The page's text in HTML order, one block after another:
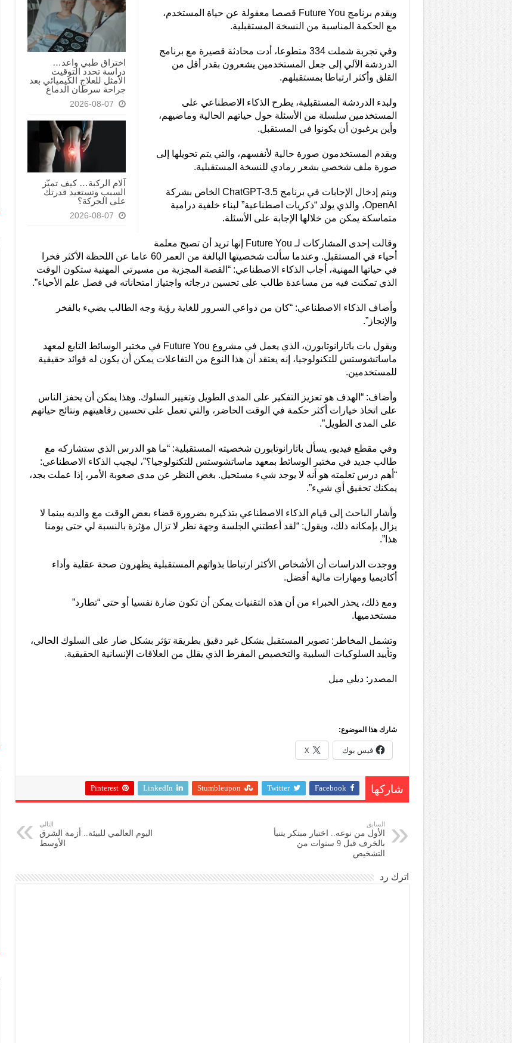
اختراق طبي واعد…
دراسة تحدد التوقيت
الأمثل للعلاج الكيميائي بعد
جراحة سرطان الدماغ
2026-08-07
آلام الركبة… كيف تميّز
السبب وتستعيد قدرتك
على الحركة؟
2026-08-07
ويقدم برنامج Future You قصصا معقولة عن حياة المستخدم،
مع الحكمة المناسبة من النسخة المستقبلية.
وفي تجربة شملت 334 متطوعا، أدت محادثة قصيرة مع برنامج
الدردشة الآلي إلى جعل المستخدمين يشعرون بقدر أقل من
القلق وأكثر ارتباطا بمستقبلهم.
ولبدء الدردشة المستقبلية، يطرح الذكاء الاصطناعي على
المستخدمين سلسلة من الأسئلة حول حياتهم الحالية وماضيهم،
وأين يرغبون أن يكونوا في المستقبل.
ويقدم المستخدمون صورة حالية لأنفسهم، والتي يتم تحويلها إلى
صورة ملف شخصي بشعر رمادي للنسخة المستقبلية.
ويتم إدخال الإجابات في برنامج ChatGPT-3.5 الخاص بشركة
OpenAI، والذي يولد “ذكريات اصطناعية” لبناء خلفية درامية
متماسكة يمكن من خلالها الإجابة على الأسئلة.
وقالت إحدى المشاركات لـ Future You إنها تريد أن تصبح معلمة
أحياء في المستقبل. وعندما سألت شخصيتها البالغة من العمر 60 عاما عن اللحظة الأكثر فخرا
في حياتها المهنية، أجاب الذكاء الاصطناعي: “القصة المجزية من مسيرتي المهنية ستكون الوقت
الذي تمكنت فيه من مساعدة طالب على تحسين درجاته واجتياز امتحاناته في فصل علم الأحياء”.
وأضاف الذكاء الاصطناعي: “كان من دواعي السرور للغاية رؤية وجه الطالب يضيء بالفخر
والإنجاز”.
ويقول بات باتارانوتابورن، الذي يعمل في مشروع Future You في مختبر الوسائط التابع لمعهد
ماساتشوستس للتكنولوجيا، إنه يعتقد أن هذا النوع من التفاعلات يمكن أن يكون له فوائد حقيقية
للمستخدمين.
وأضاف: “الهدف هو تعزيز التفكير على المدى الطويل وتغيير السلوك. وهذا يمكن أن يحفز الناس
على اتخاذ خيارات أكثر حكمة في الوقت الحاضر، والتي تعمل على تحسين رفاهيتهم ونتائج حياتهم
على المدى الطويل”.
وفي مقطع فيديو، يسأل باتارانوتابورن شخصيته المستقبلية: “ما هو الدرس الذي ستشاركه مع
طالب جديد في مختبر الوسائط بمعهد ماساتشوستس للتكنولوجيا؟”، ليجيب الذكاء الاصطناعي:
“أهم درس تعلمته هو أنه لا يوجد شيء مستحيل. بغض النظر عن مدى صعوبة الأمر، إذا عملت بجد،
يمكنك تحقيق أي شيء”.
وأشار الباحث إلى قيام الذكاء الاصطناعي بتذكيره بضرورة قضاء بعض الوقت مع والديه بينما لا
يزال بإمكانه ذلك، ويقول: “لقد أعطتني الجلسة وجهة نظر لا تزال مؤثرة بالنسبة لي حتى يومنا
هذا”.
ووجدت الدراسات أن الأشخاص الأكثر ارتباطا بذواتهم المستقبلية يظهرون صحة عقلية وأداء
أكاديميا ومهارات مالية أفضل.
ومع ذلك، يحذر الخبراء من أن هذه التقنيات يمكن أن تكون ضارة نفسيا أو حتى “تطارد”
مستخدميها.
وتشمل المخاطر: تصوير المستقبل بشكل غير دقيق بطريقة تؤثر بشكل ضار على السلوك الحالي،
وتأييد السلوكيات السلبية والتخصيص المفرط الذي يقلل من العلاقات الإنسانية الحقيقية.
المصدر: ديلي ميل
شارك هذا الموضوع:
فيس بوك X
شاركها Facebook
Twitter
Stumbleupon
LinkedIn
Pinterest
السابق
الأول من نوعه.. اختبار مبتكر يتنبأ
بالخرف قبل 9 سنوات من
التشخيص
التالي
اليوم العالمي للبيئة.. أزمة الشرق
الأوسط
اترك رد